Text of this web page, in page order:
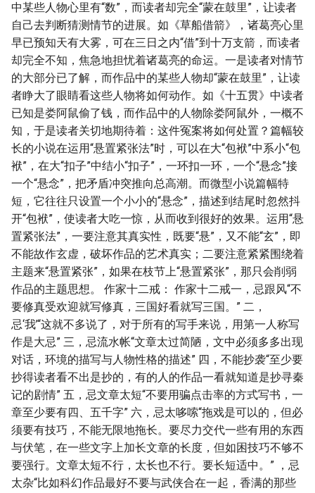
中某些人物心里有“数”，而读者却完全“蒙在鼓里”，让读者
自己去判断猜测情节的进展。如《草船借箭》，诸葛亮心里
早已预知天有大雾，可在三日之内“借”到十万支箭，而读者
却完全不知，焦急地担忧着诸葛亮的命运。一是读者对情节
的大部分已了解，而作品中的某些人物却“蒙在鼓里”，让读
者睁大了眼睛看这些人物将如何动作。如《十五贯》中读者
已知是娄阿鼠偷了钱，而作品中的人物除娄阿鼠外，一概不
知，于是读者关切地期待着：这件冤案将如何处置？篇幅较
长的小说在运用“悬置紧张法”时，可以在大“包袱”中系小“包
袱”，在大“扣子”中结小“扣子”，一环扣一环，一个“悬念”接
一个“悬念”，把矛盾冲突推向总高潮。而微型小说篇幅特
短，它往往只设置一个小小的“悬念”，描述到结尾时忽然抖
开“包袱”，使读者大吃一惊，从而收到很好的效果。运用“悬
置紧张法”，一要注意其真实性，既要“悬”，又不能“玄”，即
不能故作玄虚，破坏作品的艺术真实；二要注意紧紧围绕着
主题来“悬置紧张”，如果在枝节上“悬置紧张”，那只会削弱
作品的主题思想。 作家十二戒： 作家十二戒一，忌跟风“不
要修真受欢迎就写修真，三国好看就写三国。” 二，
忌‘我’“这就不多说了，对于所有的写手来说，用第一人称写
作是大忌” 三，忌流水帐“文章太过简陋，文中必须多多出现
对话，环境的描写与人物性格的描述” 四，不能抄袭“至少要
抄得读者看不出是抄的，有的人的作品一看就知道是抄寻秦
记的剧情” 五，忌文章太短“不要用骗点击率的方式写书，一
章至少要有四、五千字” 六，忌太哆嗦“拖戏是可以的，但必
须要有技巧，不能无限地拖长。要尽力交代一些有用的东西
与伏笔，在一些文字上加长文章的长度，但如困技巧不够不
要强行。文章太短不行，太长也不行。要长短适中。” ，忌
太杂“比如科幻作品最好不要与武侠合在一起，香满的那些